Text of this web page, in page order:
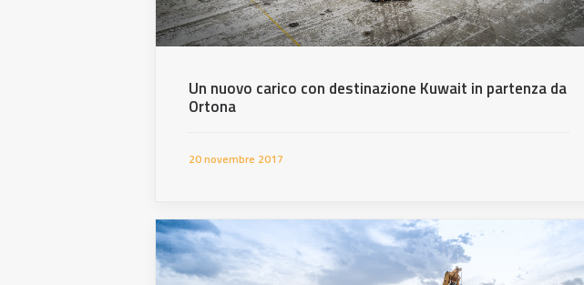
Un nuovo carico con destinazione Kuwait in partenza da
Ortona
20 novembre 2017